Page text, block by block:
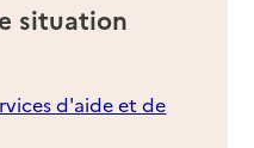
situation
d'aide et de